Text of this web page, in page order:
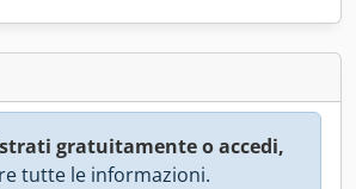
gratuitamente o accedi,
tutte le informazioni.